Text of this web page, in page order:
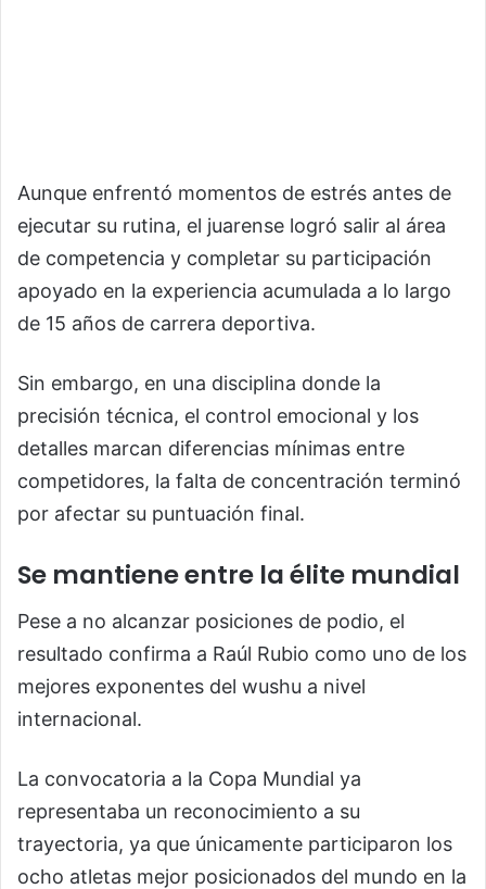
Aunque enfrentó momentos de estrés antes de
ejecutar su rutina, el juarense logró salir al área
de competencia y completar su participación
apoyado en la experiencia acumulada a lo largo
de 15 años de carrera deportiva.
Sin embargo, en una disciplina donde la
precisión técnica, el control emocional y los
detalles marcan diferencias mínimas entre
competidores, la falta de concentración terminó
por afectar su puntuación final.
Se mantiene entre la élite mundial
Pese a no alcanzar posiciones de podio, el
resultado confirma a Raúl Rubio como uno de los
mejores exponentes del wushu a nivel
internacional.
La convocatoria a la Copa Mundial ya
representaba un reconocimiento a su
trayectoria, ya que únicamente participaron los
ocho atletas mejor posicionados del mundo en la